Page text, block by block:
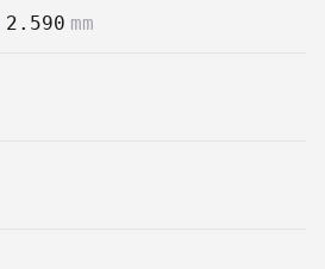
2.590 mm